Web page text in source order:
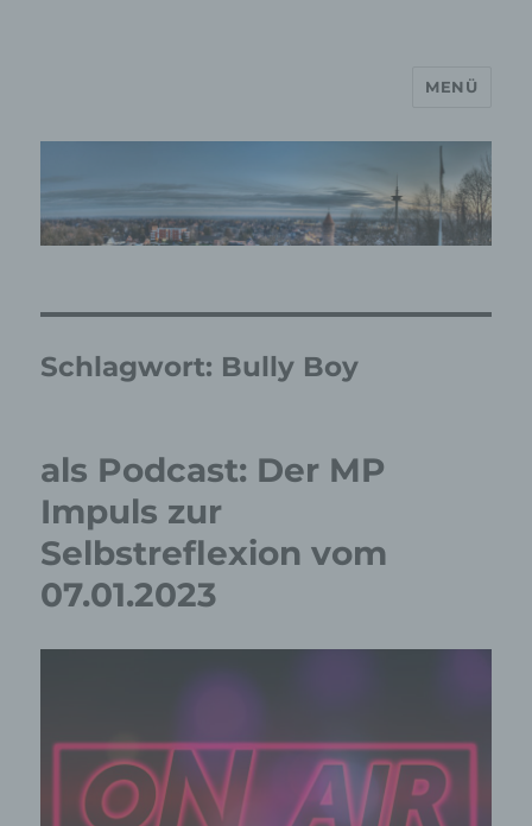
MP Mario Porten Beratung
Training Coaching
MENÜ
Schlagwort: Bully Boy
als Podcast: Der MP
Impuls zur
Selbstreflexion vom
07.01.2023